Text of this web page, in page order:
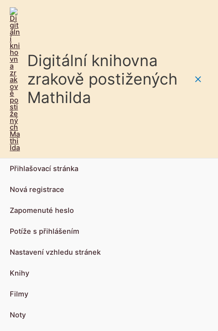
Digitální knihovna
zrakově postižených
Mathilda
Přihlašovací stránka
Nová registrace
Zapomenuté heslo
Potíže s přihlášením
Nastavení vzhledu stránek
Knihy
Filmy
Noty